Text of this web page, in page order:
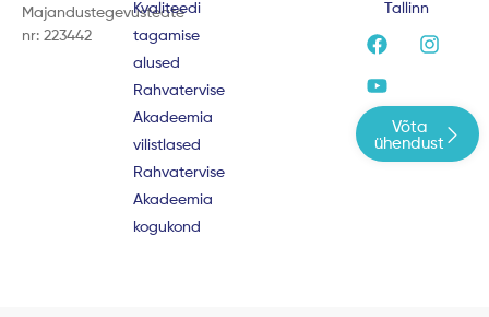
Majandustegevusteate
nr: 223442
Kvaliteedi
tagamise
alused
Rahvatervise
Akadeemia
vilistlased
Rahvatervise
Akadeemia
kogukond
Tallinn
F
a
c
e
b
o
o
I
n
g
r
Y
o
u
t
u
b
e
Võta
ühendust